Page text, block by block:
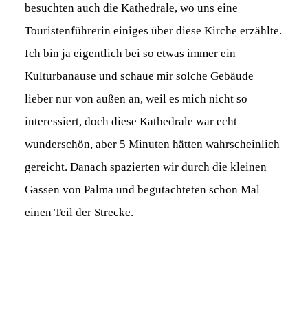
besuchten auch die Kathedrale, wo uns eine
Touristenführerin einiges über diese Kirche erzählte.
Ich bin ja eigentlich bei so etwas immer ein
Kulturbanause und schaue mir solche Gebäude
lieber nur von außen an, weil es mich nicht so
interessiert, doch diese Kathedrale war echt
wunderschön, aber 5 Minuten hätten wahrscheinlich
gereicht. Danach spazierten wir durch die kleinen
Gassen von Palma und begutachteten schon Mal
einen Teil der Strecke.